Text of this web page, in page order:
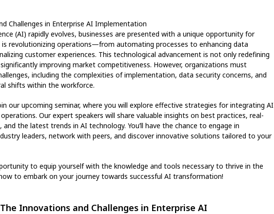
Challenges in Enterprise AI Implementation
(AI) rapidly evolves, businesses are presented with a unique opportunity for
revolutionizing operations—from automating processes to enhancing data
customer experiences. This technological advancement is not only redefining
improving market competitiveness. However, organizations must
including the complexities of implementation, data security concerns, and
shifts within the workforce.
our upcoming seminar, where you will explore effective strategies for integrating AI
Our expert speakers will share valuable insights on best practices, real-
and the latest trends in AI technology. You’ll have the chance to engage in
leaders, network with peers, and discover innovative solutions tailored to your
to equip yourself with the knowledge and tools necessary to thrive in the
to embark on your journey towards successful AI transformation!
Innovations and Challenges in Enterprise AI